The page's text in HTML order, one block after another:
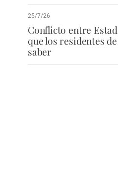
25/7/26
Conflicto entre
que los residentes
saber